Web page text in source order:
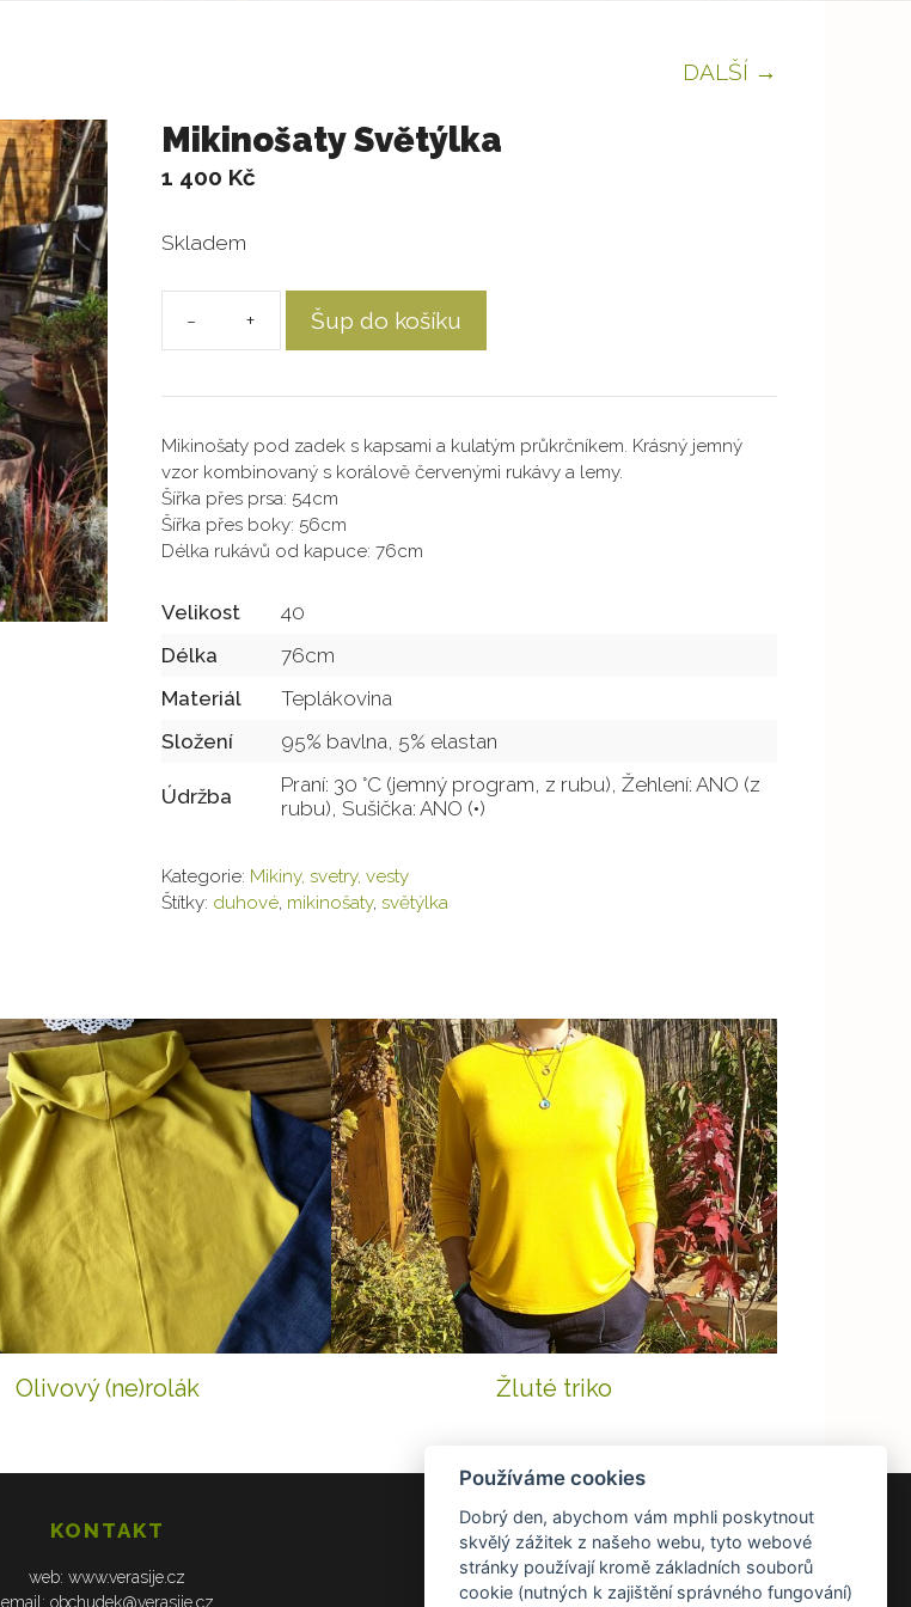
DALŠÍ →
Mikinošaty Světýlka
1 400 Kč
Skladem
množství
Šup do košíku
Mikinošaty pod zadek s kapsami a kulatým průkrčníkem. Krásný jemný
vzor kombinovaný s korálově červenými rukávy a lemy.
Šířka přes prsa: 54cm
Šířka přes boky: 56cm
Délka rukávů od kapuce: 76cm
Velikost
40
Délka
76cm
Materiál
Teplákovina
Složení
95% bavlna, 5% elastan
Údržba
Praní: 30 °C (jemný program, z rubu), Žehlení: ANO (z
rubu), Sušička: ANO (•)
Kategorie: Mikiny, svetry, vesty
Štítky: duhové, mikinošaty, světýlka
Olivový (ne)rolák Žluté triko
KONTAKT
web: www.verasije.cz
email: obchudek@verasije.cz
DOKUMENTY
Všeobecné obchodní podmínky
Zásady ochrany osobních údajů
Používáme cookies
Dobrý den, abychom vám mphli poskytnout
skvělý zážitek z našeho webu, tyto webové
stránky používají kromě základních souborů
cookie (nutných k zajištění správného fungování)